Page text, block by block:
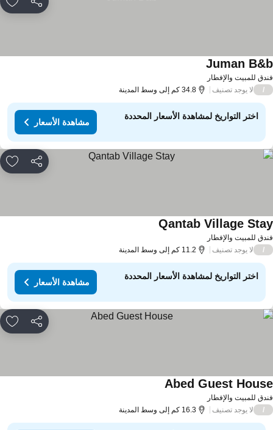
مشاركة
للمبيت والإفطار
Jumanمشاهدة الأسعار
لا يوجد تصنيف 34.8 كم إلى وسط المدينة
اختر التواريخ لمشاهدة الأسعار المحددة
مشاهدة الأسعار
مشاركة
للمبيت والإفطار
Qantab Villageمشاهدة الأسعار
لا يوجد تصنيف 11.2 كم إلى وسط المدينة
اختر التواريخ لمشاهدة الأسعار المحددة
مشاهدة الأسعار
مشاركة
للمبيت والإفطار
Abed Guest مشاهدة الأسعار
لا يوجد تصنيف 16.3 كم إلى وسط المدينة